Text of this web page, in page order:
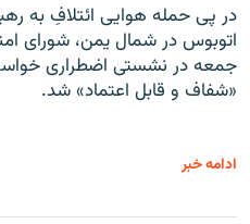
در پی حمله هوایی ائتلافِ به
اتوبوس در شمال یمن، شورای
جمعه در نشستی اضطراری
«شفاف و قابل اعتماد» شد.
ادامه خبر